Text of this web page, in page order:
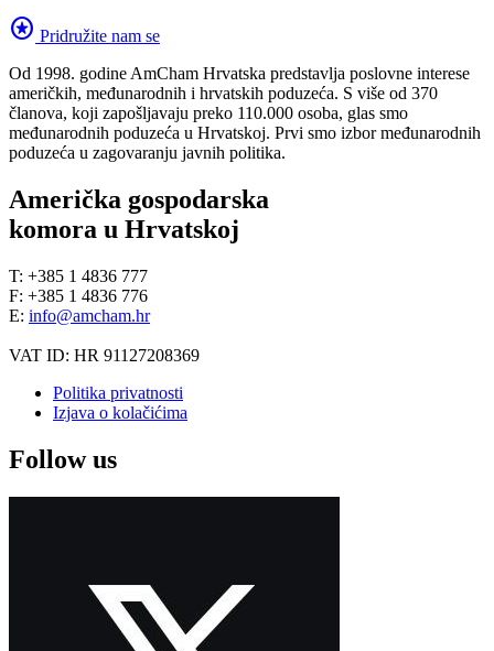
stars Pridružite nam se
Od 1998. godine AmCham Hrvatska predstavlja poslovne interese
američkih, međunarodnih i hrvatskih poduzeća. S više od 370
članova, koji zapošljavaju preko 110.000 osoba, glas smo
međunarodnih poduzeća u Hrvatskoj. Prvi smo izbor međunarodnih
poduzeća u zagovaranju javnih politika.
Američka gospodarska
komora u Hrvatskoj
T: +385 1 4836 777
F: +385 1 4836 776
E: info@amcham.hr
VAT ID: HR 91127208369
Politika privatnosti
Izjava o kolačićima
Follow us